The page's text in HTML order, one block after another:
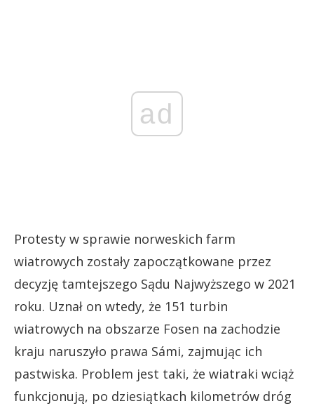
ad
Protesty w sprawie norweskich farm
wiatrowych zostały zapoczątkowane przez
decyzję tamtejszego Sądu Najwyższego w 2021
roku. Uznał on wtedy, że 151 turbin
wiatrowych na obszarze Fosen na zachodzie
kraju naruszyło prawa Sámi, zajmując ich
pastwiska. Problem jest taki, że wiatraki wciąż
funkcjonują, po dziesiątkach kilometrów dróg